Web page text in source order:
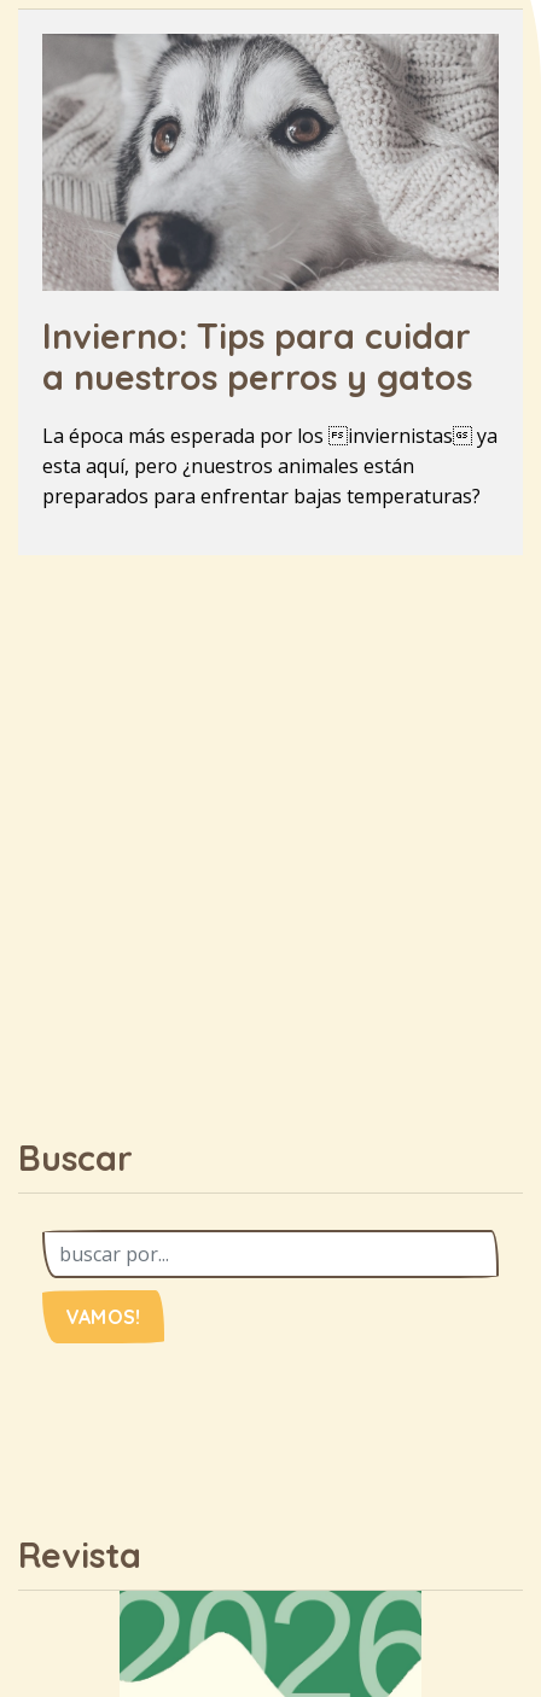
Invierno: Tips para cuidar
a nuestros perros y gatos
La época más esperada por los inviernistas ya
esta aquí, pero ¿nuestros animales están
preparados para enfrentar bajas temperaturas?
Buscar
VAMOS!
Revista